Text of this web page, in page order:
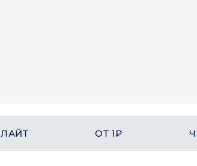
ЛАЙТ ОТ 1₽